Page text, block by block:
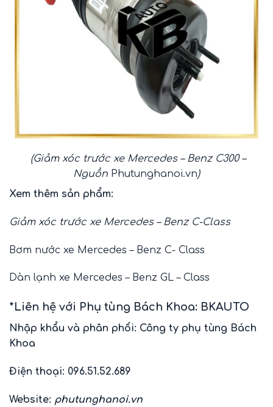
(Giảm xóc trước xe Mercedes – Benz C300 –
Nguồn Phutunghanoi.vn)
Xem thêm sản phẩm:
Giảm xóc trước xe Mercedes – Benz C-Class
Bơm nước xe Mercedes – Benz C- Class
Dàn lạnh xe Mercedes – Benz GL – Class
*Liên hệ với Phụ tùng Bách Khoa: BKAUTO
Nhập khẩu và phân phối: Công ty phụ tùng Bách
Khoa
Điện thoại: 096.51.52.689
Website: phutunghanoi.vn